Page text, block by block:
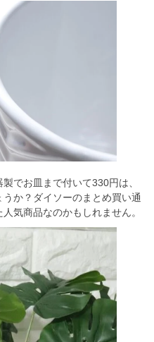
でお皿まで付いて330円は、
か？ダイソーのまとめ買い通
気商品なのかもしれません。